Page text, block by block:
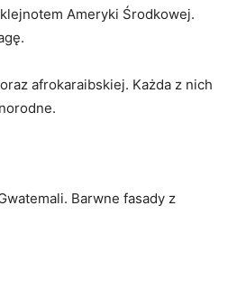
Ameryki Środkowej.
afrokaraibskiej. Każda z nich
Barwne fasady z